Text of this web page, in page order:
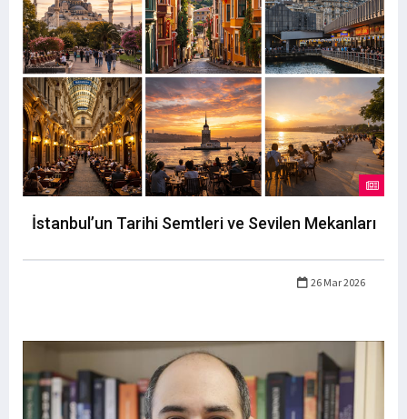
İstanbul’un Tarihi Semtleri ve Sevilen Mekanları
26 Mar 2026